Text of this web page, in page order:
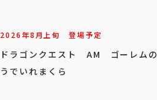
2026年8月上旬 登場予定
ドラゴンクエスト AM ゴーレムの
うでいれまくら